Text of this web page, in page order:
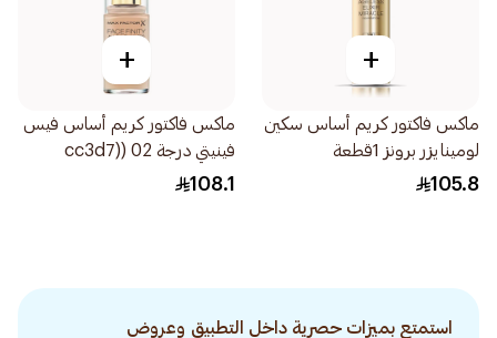
+
ماكس فاكتور كريم أساس سكين
لومينايزر برونز 1قطعة
105.8
+
ماكس فاكتور كريم أساس فيس
فينيتي درجة 02 (cc3d7)
30مل
108.1
استمتع بميزات حصرية داخل التطبيق وعروض